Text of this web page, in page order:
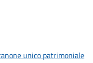
unico patrimoniale